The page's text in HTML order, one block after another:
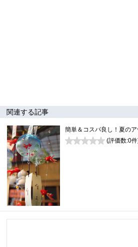
関連する記事
簡単＆コスパ良し！夏の
(評価数:0